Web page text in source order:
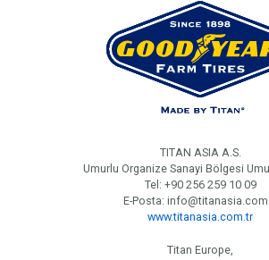
TITAN ASIA A.S.
Umurlu Organize Sanayi Bölgesi
Tel: +90 256 259 10 09
E-Posta:
www.titanasia.com.tr
Titan Europe,